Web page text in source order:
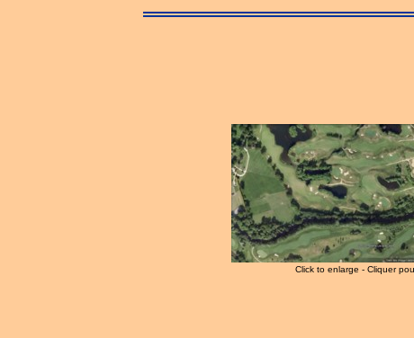
Click to enlarge - Cliquer